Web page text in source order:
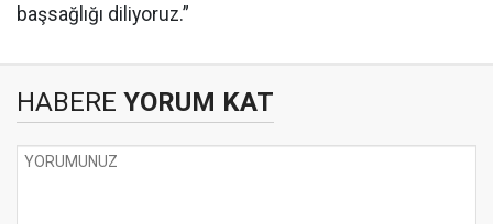
başsağlığı diliyoruz.”
HABERE YORUM KAT